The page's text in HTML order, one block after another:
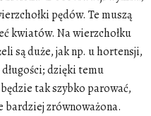
pędów. Te muszą
kwiatów. Na wierzchołku
są duże, jak np. u hortensji,
dzięki temu
tak szybko parować,
bardziej zrównoważona.